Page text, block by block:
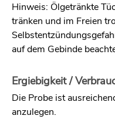
Hinweis: Ölgetränkte
tränken und im Freien
auf dem Gebinde
Ergiebigkeit /
Die Probe ist
anzulegen.